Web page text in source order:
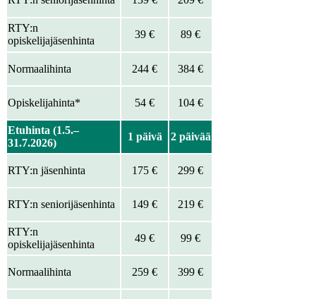
RTY:n
opiskelijajäsenhinta
39 € 89 €
Normaalihinta 244 € 384 €
Opiskelijahinta* 54 € 104 €
Etuhinta (1.5.–
31.7.2026)
1 päivä 2 päivää
RTY:n jäsenhinta 175 € 299 €
RTY:n seniorijäsenhinta 149 € 219 €
RTY:n
opiskelijajäsenhinta
49 € 99 €
Normaalihinta 259 € 399 €